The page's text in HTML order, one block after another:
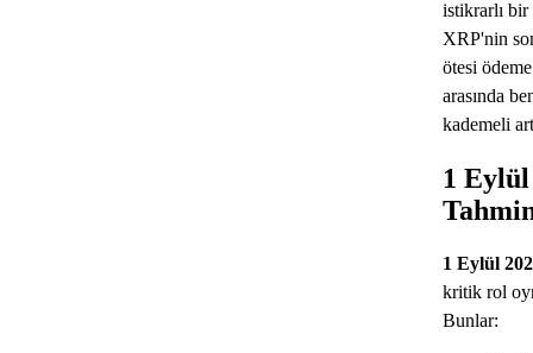
istikrarlı bir
XRP'nin
ötesi
arasında
kademeli
1
1 Eylül
kritik rol
Bunlar: